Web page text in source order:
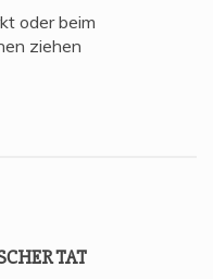
oder beim
ziehen
TAT